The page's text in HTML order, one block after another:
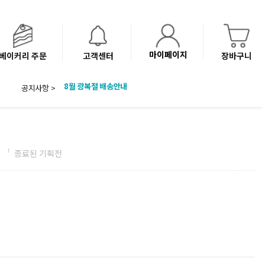
이커리 주문 고객센터 마이페이지 장바구니
공지사항 >
8월 광복절 배송안내
종료된 기획전